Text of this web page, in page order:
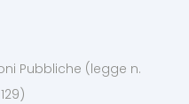
Pubbliche (legge n.